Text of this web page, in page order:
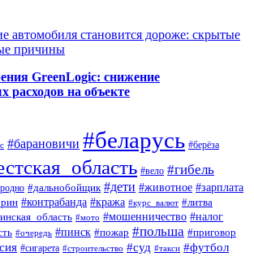
автомобиля становится дороже: скрытые
причины
GreenLogic: снижение
расходов на объекте
#барановичи #беларусь #берёза
#вело #гибель
#дальнобойщик #дети #животное #зарплата
#контрабанда #кража #курс_валют #литва
#мото #мошенничество #налог
#очередь #пинск #пожар #польша #приговор
#сигарета #строительство #суд #такси #футбол